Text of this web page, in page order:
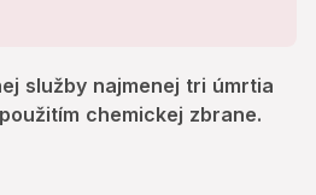
služby najmenej tri úmrtia
chemickej zbrane.